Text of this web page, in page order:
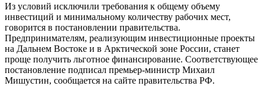
Из условий исключили требования к общему объему
инвестиций и минимальному количеству рабочих мест,
говорится в постановлении правительства.
Предпринимателям, реализующим инвестиционные проекты
на Дальнем Востоке и в Арктической зоне России, станет
проще получить льготное финансирование. Соответствующее
постановление подписал премьер-министр Михаил
Мишустин, сообщается на сайте правительства РФ.